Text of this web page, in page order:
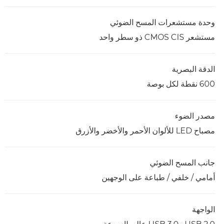
وحدة مستشعرات المسح الضوئي
مستشعر CMOS CIS ذو سطر واحد
الدقة البصرية
600 نقطة لكل بوصة
مصدر الضوء
مصباح LED للألوان الأحمر والأخضر والأزرق
جانب المسح الضوئي
أمامي / خلفي / طباعة على الوجهين
الواجهة